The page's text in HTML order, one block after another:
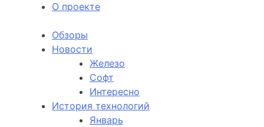
О проекте
Обзоры
Новости
Железо
Софт
Интересно
История технологий
Январь